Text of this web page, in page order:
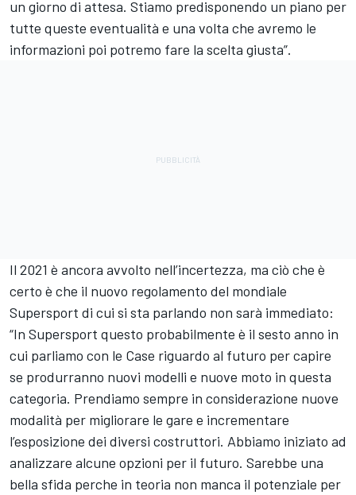
un giorno di attesa. Stiamo predisponendo un piano per
tutte queste eventualità e una volta che avremo le
informazioni poi potremo fare la scelta giusta”.
Il 2021 è ancora avvolto nell’incertezza, ma ciò che è
certo è che il nuovo regolamento del mondiale
Supersport di cui si sta parlando non sarà immediato:
“In Supersport questo probabilmente è il sesto anno in
cui parliamo con le Case riguardo al futuro per capire
se produrranno nuovi modelli e nuove moto in questa
categoria. Prendiamo sempre in considerazione nuove
modalità per migliorare le gare e incrementare
l’esposizione dei diversi costruttori. Abbiamo iniziato ad
analizzare alcune opzioni per il futuro. Sarebbe una
bella sfida perche in teoria non manca il potenziale per